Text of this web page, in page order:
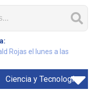
Rojas el lunes a las
Ciencia y Tecnología